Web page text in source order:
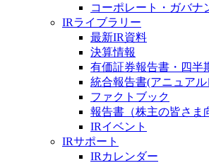
コーポレート・ガバナ
IRライブラリー
最新IR資料
決算情報
有価証券報告書・四半
統合報告書(アニュア
ファクトブック
報告書（株主の皆さま
IRイベント
IRサポート
IRカレンダー